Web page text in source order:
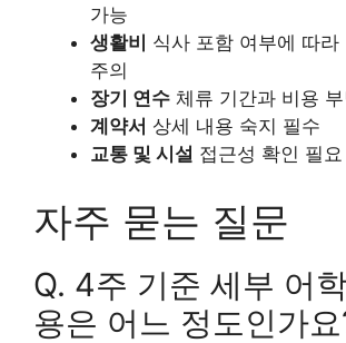
가능
생활비
식사 포함 여부에 따라
주의
장기 연수 체류 기간과 비용
계약서 상세 내용 숙지 필수
교통 및 시설 접근성 확인 필요
자주 묻는 질문
Q. 4주 기준 세부 어
용은 어느 정도인가